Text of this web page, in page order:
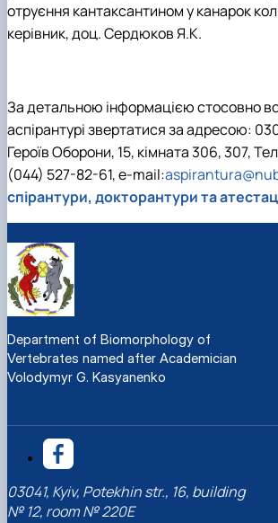
отруєння кантаксантином у канарок
керівник, доц. Сердюков Я.К.
За детальною інформацією стосовно
аспірантурі звертатися за адресою:
Героїв Оборони, 15, кімната 306, 307,
(044) 527-82-61, e-mail:
спірантури, докторантури та
Department of Biomorphology of
Vertebrates named after Academician
Volodymyr G. Kasyanenko
03041, Kyiv, Potekhin str., 16, building
№ 12, room № 220Е